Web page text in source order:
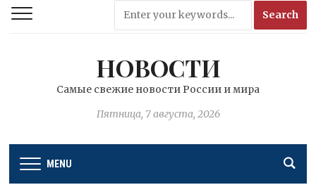
НОВОСТИ
Самые свежие новости России и мира
Пятница, 7 августа, 2026
MENU